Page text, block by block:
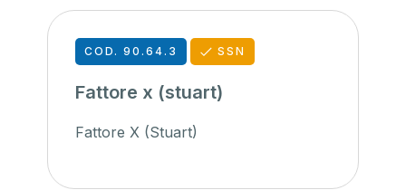
COD. 90.64.3 SSN
Fattore x (stuart)
Fattore X (Stuart)